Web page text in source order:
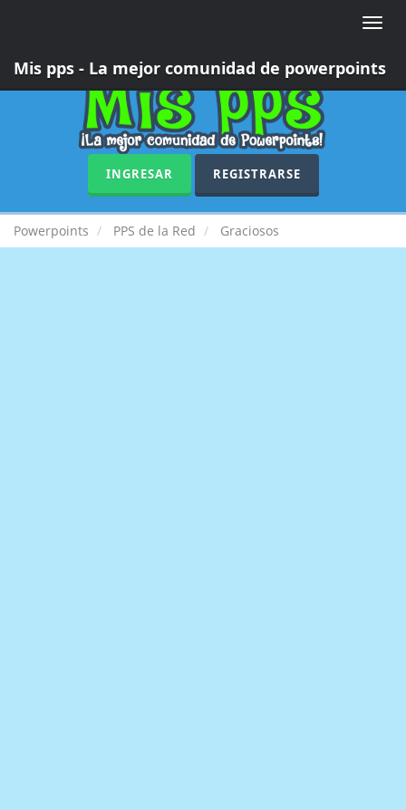
Toggle
Mis pps - La mejor comunidad de powerpoints
INGRESAR REGISTRARSE
Powerpoints PPS de la Red Graciosos